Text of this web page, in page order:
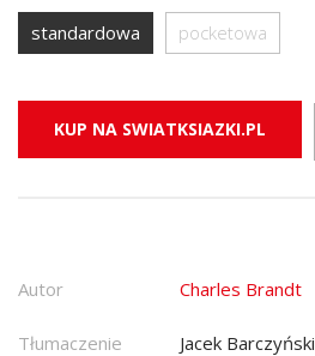
standardowa pocketowa
KUP NA SWIATKSIAZKI.PL
Autor Charles Brandt
Tłumaczenie Jacek Barczyński